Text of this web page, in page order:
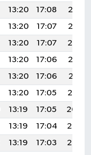
13:20 17:08
20:16
13:20 17:07
20:15
13:20 17:07
20:14
13:20 17:06
20:12
13:20 17:06
20:11
13:20 17:05
20:10
13:19 17:05
20:09
13:19 17:04
20:07
13:19 17:03
20:06